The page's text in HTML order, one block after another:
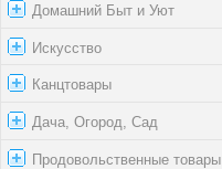
Домашний Быт и Уют
Искусство
Канцтовары
Дача, Огород, Сад
Продовольственные товары